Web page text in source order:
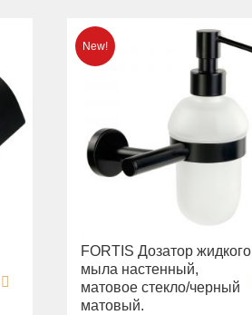
FORTIS Дозатор жидкого
мыла настенный,
матовое стекло/черный
матовый.